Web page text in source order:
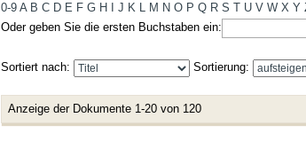
0-9 A B C D E F G H J K L M N O P Q R S T U V W X Y
Oder geben Sie die ersten Buchstaben ein:
Sortiert nach: Sortierung:
Anzeige der Dokumente 1-20 von 120